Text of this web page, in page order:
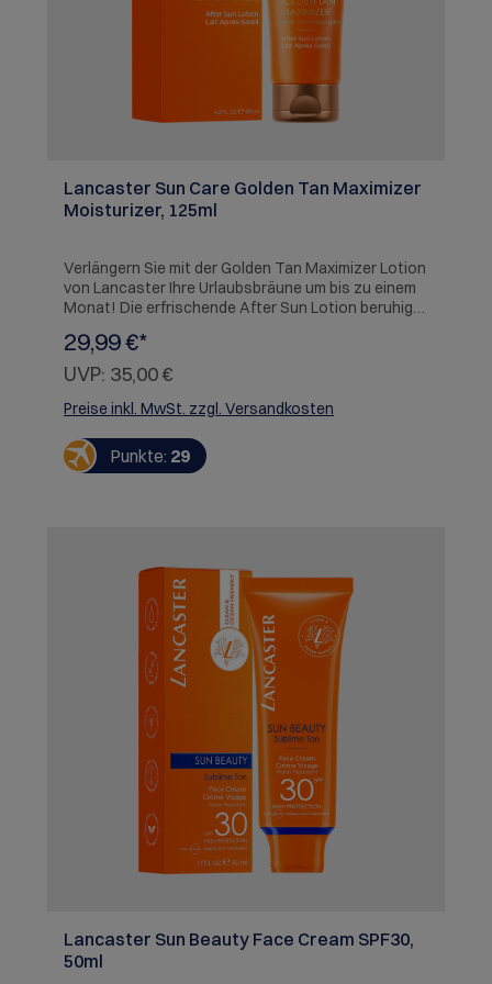
Lancaster Sun Care Golden Tan Maximizer
Moisturizer, 125ml
Verlängern Sie mit der Golden Tan Maximizer Lotion
von Lancaster Ihre Urlaubsbräune um bis zu einem
Monat! Die erfrischende After Sun Lotion beruhigt
sofort und spendet ihr intensiv Feuchtigkeit, so
wird sie geschmeidig, kann sich schneller erholen
und schält sich weniger. Der Tan-Activator-
Komplex mit natürlichem Buriti-öl intensiviert die
lang anhaltende, ebenmäßige und strahlend
goldene Bräune. Hauttyp: Alle
29,99 €*
UVP: 35,00 €
Preise inkl. MwSt. zzgl. Versandkosten
Punkte: 29
Lancaster Sun Beauty Face Cream SPF30,
50ml